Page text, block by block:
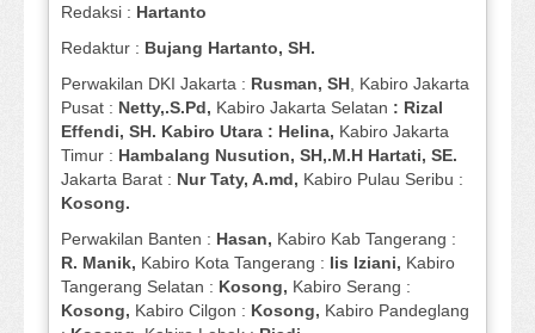
Redaksi : Hartanto
Redaktur : Bujang Hartanto, SH.
Perwakilan DKI Jakarta : Rusman, SH, Kabiro Jakarta
Pusat : Netty,.S.Pd, Kabiro Jakarta Selatan : Rizal
Effendi, SH. Kabiro Utara : Helina, Kabiro Jakarta
Timur : Hambalang Nusution, SH,.M.H Hartati, SE.
Jakarta Barat : Nur Taty, A.md, Kabiro Pulau Seribu :
Kosong.
Perwakilan Banten : Hasan, Kabiro Kab Tangerang :
R. Manik, Kabiro Kota Tangerang : Iis Iziani, Kabiro
Tangerang Selatan : Kosong, Kabiro Serang :
Kosong, Kabiro Cilgon : Kosong, Kabiro Pandeglang